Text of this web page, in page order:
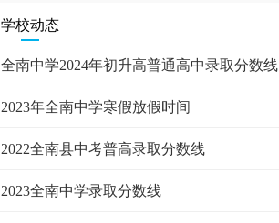
学校动态
全南中学2024年初升高普通高中录取分数线
2023年全南中学寒假放假时间
2022全南县中考普高录取分数线
2023全南中学录取分数线